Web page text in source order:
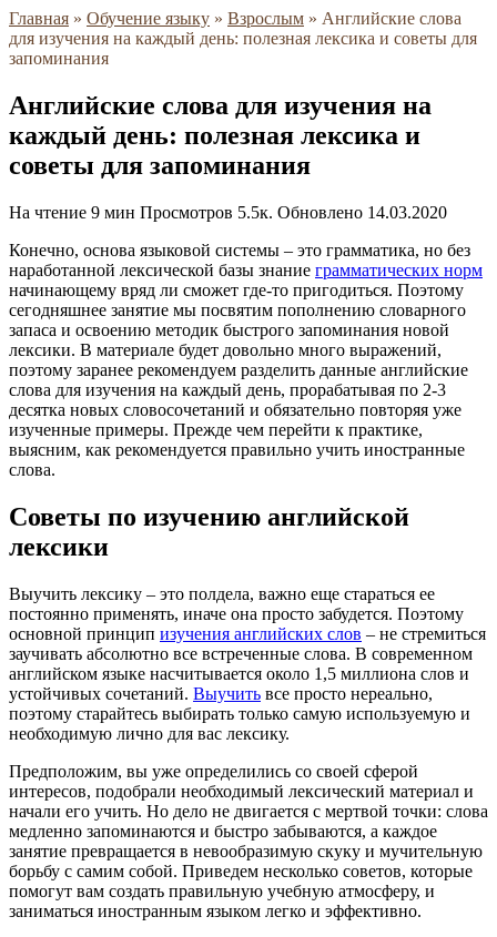
Главная » Обучение языку » Взрослым » Английские слова
для изучения на каждый день: полезная лексика и советы для
запоминания
Английские слова для изучения на
каждый день: полезная лексика и
советы для запоминания
На чтение 9 мин Просмотров 5.5к. Обновлено 14.03.2020
Конечно, основа языковой системы – это грамматика, но без
наработанной лексической базы знание грамматических норм
начинающему вряд ли сможет где-то пригодиться. Поэтому
сегодняшнее занятие мы посвятим пополнению словарного
запаса и освоению методик быстрого запоминания новой
лексики. В материале будет довольно много выражений,
поэтому заранее рекомендуем разделить данные английские
слова для изучения на каждый день, прорабатывая по 2-3
десятка новых словосочетаний и обязательно повторяя уже
изученные примеры. Прежде чем перейти к практике,
выясним, как рекомендуется правильно учить иностранные
слова.
Советы по изучению английской
лексики
Выучить лексику – это полдела, важно еще стараться ее
постоянно применять, иначе она просто забудется. Поэтому
основной принцип изучения английских слов – не стремиться
заучивать абсолютно все встреченные слова. В современном
английском языке насчитывается около 1,5 миллиона слов и
устойчивых сочетаний. Выучить все просто нереально,
поэтому старайтесь выбирать только самую используемую и
необходимую лично для вас лексику.
Предположим, вы уже определились со своей сферой
интересов, подобрали необходимый лексический материал и
начали его учить. Но дело не двигается с мертвой точки: слова
медленно запоминаются и быстро забываются, а каждое
занятие превращается в невообразимую скуку и мучительную
борьбу с самим собой. Приведем несколько советов, которые
помогут вам создать правильную учебную атмосферу, и
заниматься иностранным языком легко и эффективно.